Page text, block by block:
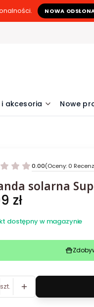
NOWA
akcesoria Nowe
0.00(Oceny: 0
solarna
zł
dostępny w magazynie
szt.